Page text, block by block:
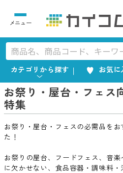
カテゴリから探す お気に
お祭り・屋台・フェス
特集
お祭り・屋台・フェスの必需品をお
た！
お祭りの屋台、フードフェス、音
に欠かせない、食品容器・調味料・